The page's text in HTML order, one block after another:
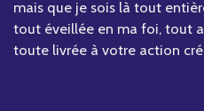
mais que je sois là tout
tout éveillée en ma foi, tout
toute livrée à votre action